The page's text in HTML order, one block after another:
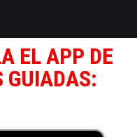
EL APP DE
GUIADAS: